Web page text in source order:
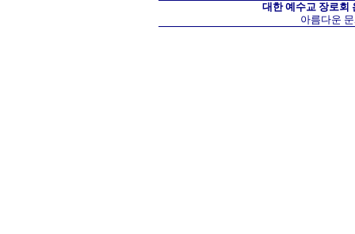
대한 예수교 장로회
아름다운